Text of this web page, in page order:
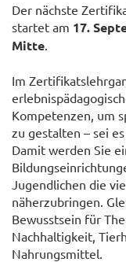
Der nächste
startet am 17.
Mitte
Im
Kompetenzen, um
zu gestalten – sei
Damit werden Sie
Jugendlichen die
näherzubringen.
Bewusstsein für
Nachhaltigkeit,
Nahrungsmittel.